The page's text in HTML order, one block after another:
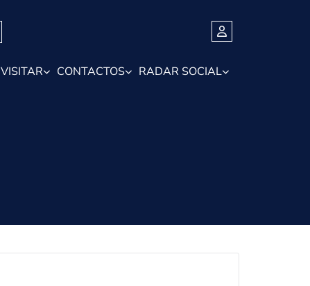
VISITAR CONTACTOS RADAR SOCIAL